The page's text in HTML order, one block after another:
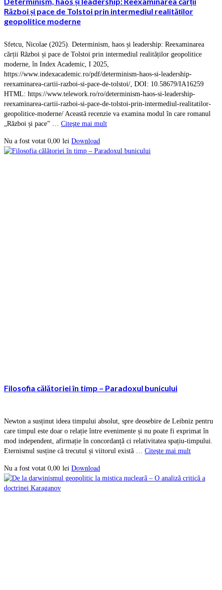
Război și pace de Tolstoi prin intermediul realităților
geopolitice moderne
Sfetcu, Nicolae (2025). Determinism, haos și leadership: Reexaminarea
cărții Război și pace de Tolstoi prin intermediul realităților geopolitice
moderne, în Index Academic, I 2025,
https://www.indexacademic.ro/pdf/determinism-haos-si-leadership-
reexaminarea-cartii-razboi-si-pace-de-tolstoi/, DOI: 10.58679/IA16259
HTML: https://www.telework.ro/ro/determinism-haos-si-leadership-
reexaminarea-cartii-razboi-si-pace-de-tolstoi-prin-intermediul-realitatilor-
geopolitice-moderne/ Această recenzie va examina modul în care romanul
„Război și pace” … Citeşte mai mult
Nu a fost votat 0,00 lei Download
Filosofia călătoriei în timp – Paradoxul bunicului
Newton a susținut ideea timpului absolut, spre deosebire de Leibniz pentru
care timpul este doar o relație între evenimente și nu poate fi exprimat în
mod independent, afirmație în concordanță ci relativitatea spațiu-timpului.
Eternismul susține că trecutul și viitorul există … Citeşte mai mult
Nu a fost votat 0,00 lei Download